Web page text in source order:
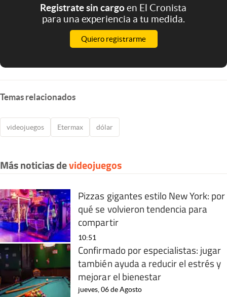
Registrate sin cargoen El Cronista
para una experiencia a tu medida.
Quiero registrarme
Temas relacionados
videojuegos Etermax dólar
Más noticias devideojuegos
Pizzas gigantes estilo New York: por
qué se volvieron tendencia para
compartir
10:51
Confirmado por especialistas: jugar
también ayuda a reducir el estrés y
mejorar el bienestar
jueves, 06 de Agosto